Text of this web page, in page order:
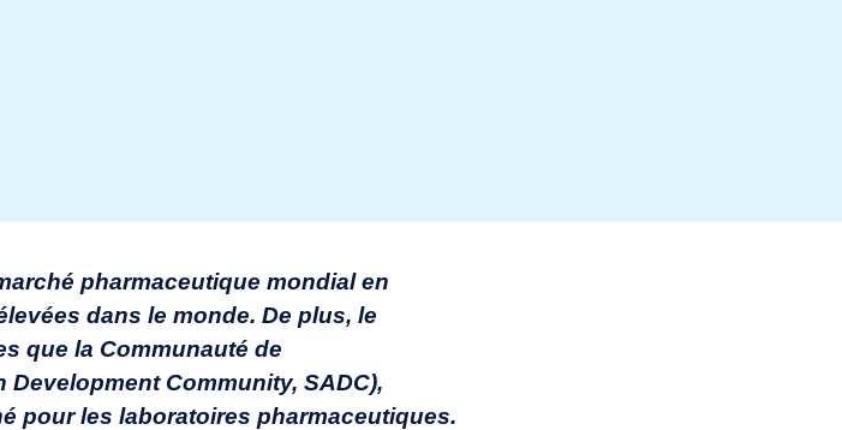
pharmaceutique mondial en
dans le monde. De plus, le
que la Communauté de
Community, SADC),
pour les laboratoires pharmaceutiques.